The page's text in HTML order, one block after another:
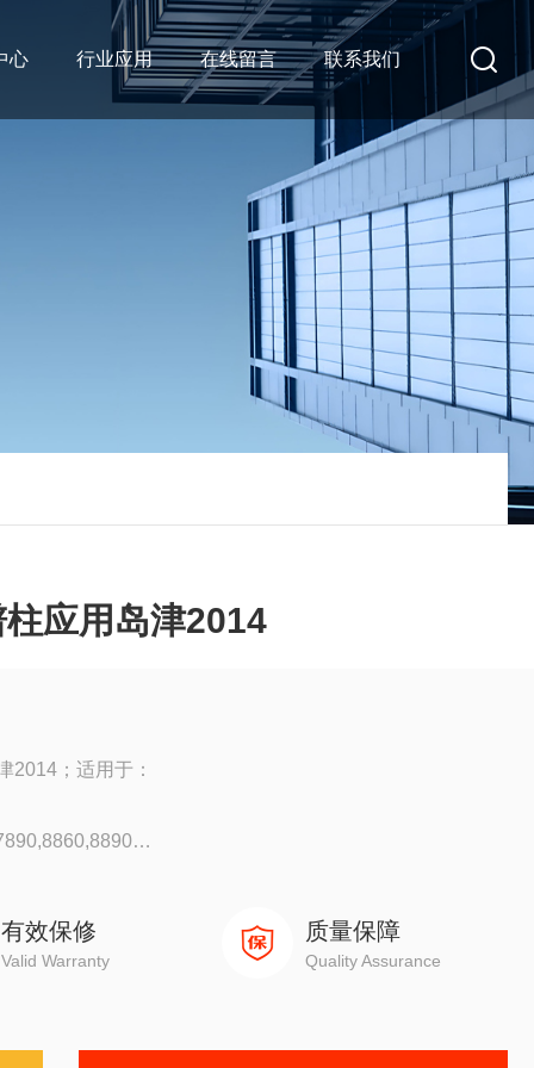
心 行业应用 在线留言 联系我们
应用岛津2014
2014；适用于：
有效保修
Valid Warranty
质量保障
Quality Assurance